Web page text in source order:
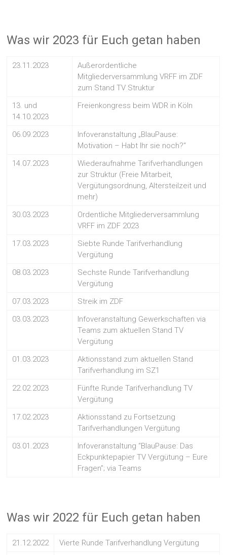
Was wir 2023 für Euch getan haben
23.11.2023
Außerordentliche
Mitgliederversammlung VRFF im ZDF
zum Stand TV Struktur
13. und
14.10.2023
Freienkongress beim WDR in Köln
06.09.2023
Infoveranstaltung „BlauPause:
Motivation – Habt Ihr sie noch?“
14.07.2023
Wiederaufnahme Tarifverhandlungen
zur Struktur (Freie Mitarbeit,
Vergütungsordnung, Altersteilzeit und
mehr)
30.03.2023
Ordentliche Mitgliederversammlung
VRFF im ZDF 2023
17.03.2023
Siebte Runde Tarifverhandlung
Vergütung
08.03.2023
Sechste Runde Tarifverhandlung
Vergütung
07.03.2023
Streik im ZDF
03.03.2023
Infoveranstaltung Gewerkschaften via
Teams zum aktuellen Stand TV
Vergütung
01.03.2023
Aktionsstand zum aktuellen Stand
Tarifverhandlung im SZ1
22.02.2023
Fünfte Runde Tarifverhandlung TV
Vergütung
17.02.2023
Aktionsstand zu Fortsetzung
Tarifverhandlungen Vergütung
03.01.2023
Infoveranstaltung “BlauPause: Das
Eckpunktepapier TV Vergütung – Eure
Fragen”; via Teams
Was wir 2022 für Euch getan haben
21.12.2022 Vierte Runde Tarifverhandlung Vergütung